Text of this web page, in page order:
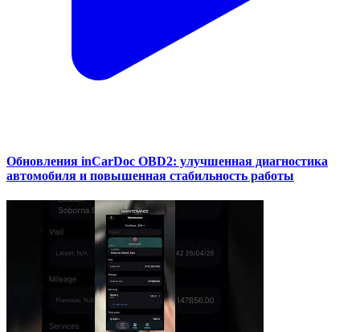
Обновления inCarDoc OBD2: улучшенная диагностика
автомобиля и повышенная стабильность работы